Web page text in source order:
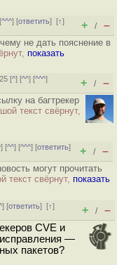
^^^] [ответить][↑]
+ / –
не дать пояснение в
показать
[^] [^^] [^^^]
+ / –
на багтрекер
текст свёрнут,
] [^^] [^^^] [ответить]
+ / –
могут прочитать
текст свёрнут, показать
] [ответить][↑]
+ / –
CVE и
—
пакетов?